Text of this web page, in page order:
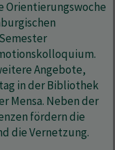
Orientierungswoche
Angebote,
in der Bibliothek
Mensa. Neben der
fördern die
die Vernetzung.